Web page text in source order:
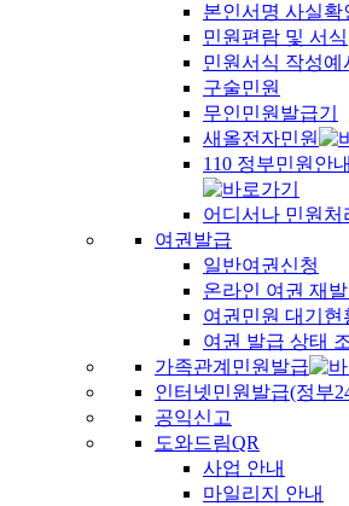
본인서명 사실확
민원편람 및 서식
민원서식 작성예
구술민원
무인민원발급기
새올전자민원
110 정부민원안
어디서나 민원처
여권발급
일반여권신청
온라인 여권 재
여권민원 대기현
여권 발급 상태
가족관계민원발급
인터넷민원발급(정부
공익신고
도와드림QR
사업 안내
마일리지 안내